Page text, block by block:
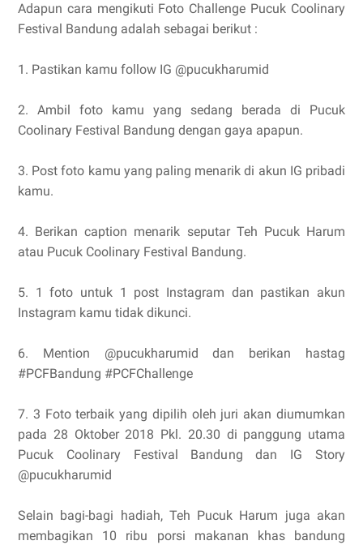
Adapun cara mengikuti Foto Challenge Pucuk Coolinary
Festival Bandung adalah sebagai berikut :
1. Pastikan kamu follow IG @pucukharumid
2. Ambil foto kamu yang sedang berada di Pucuk
Coolinary Festival Bandung dengan gaya apapun.
3. Post foto kamu yang paling menarik di akun IG pribadi
kamu.
4. Berikan caption menarik seputar Teh Pucuk Harum
atau Pucuk Coolinary Festival Bandung.
5. 1 foto untuk 1 post Instagram dan pastikan akun
Instagram kamu tidak dikunci.
6. Mention @pucukharumid dan berikan hastag
#PCFBandung #PCFChallenge
7. 3 Foto terbaik yang dipilih oleh juri akan diumumkan
pada 28 Oktober 2018 Pkl. 20.30 di panggung utama
Pucuk Coolinary Festival Bandung dan IG Story
@pucukharumid
Selain bagi-bagi hadiah, Teh Pucuk Harum juga akan
membagikan 10 ribu porsi makanan khas bandung